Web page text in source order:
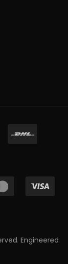
Engineered